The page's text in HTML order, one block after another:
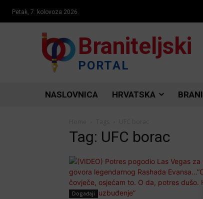
Petak, 7. kolovoza 2026.
Braniteljski
PORTAL
NASLOVNICA HRVATSKA
Tag: UFC borac
Događaji